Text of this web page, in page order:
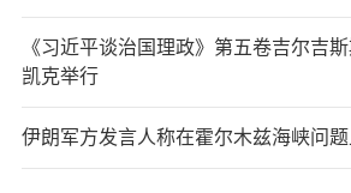
《习近平谈治国理政》第五卷吉尔吉
凯克举行
伊朗军方发言人称在霍尔木兹海峡问